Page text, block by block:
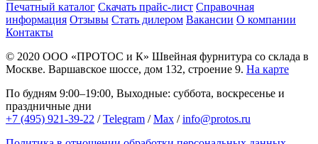
Печатный каталог Скачать прайс-лист Справочная
информация Отзывы Стать дилером Вакансии О компании
Контакты
© 2020 ООО «ПРОТОС и К» Швейная фурнитура со склада в
Москве. Варшавское шоссе, дом 132, строение 9. На карте
По будням 9:00–19:00, Выходные: суббота, воскресенье и
праздничные дни
+7 (495) 921-39-22 /Telegram /Max /info@protos.ru